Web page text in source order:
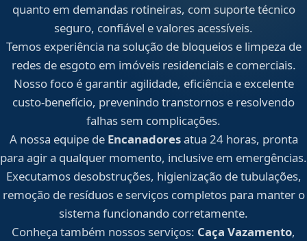
quanto em demandas rotineiras, com suporte técnico
seguro, confiável e valores acessíveis.
Temos experiência na solução de bloqueios e limpeza de
redes de esgoto em imóveis residenciais e comerciais.
Nosso foco é garantir agilidade, eficiência e excelente
custo-benefício, prevenindo transtornos e resolvendo
falhas sem complicações.
A nossa equipe de Encanadoresatua 24 horas, pronta
para agir a qualquer momento, inclusive em emergências.
Executamos desobstruções, higienização de tubulações,
remoção de resíduos e serviços completos para manter o
sistema funcionando corretamente.
Conheça também nossos serviços: Caça Vazamento,